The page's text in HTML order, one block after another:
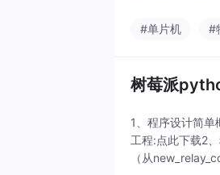
#单片机 #
树莓派
1、程序设计简
工程:点此下载2
（从